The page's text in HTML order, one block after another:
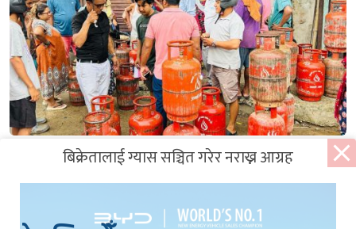
बिक्रेतालाई ग्यास सञ्चित गरेर नराख्न आग्रह